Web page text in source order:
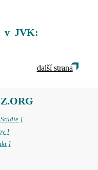
v JVK:
další strana
]
]
]